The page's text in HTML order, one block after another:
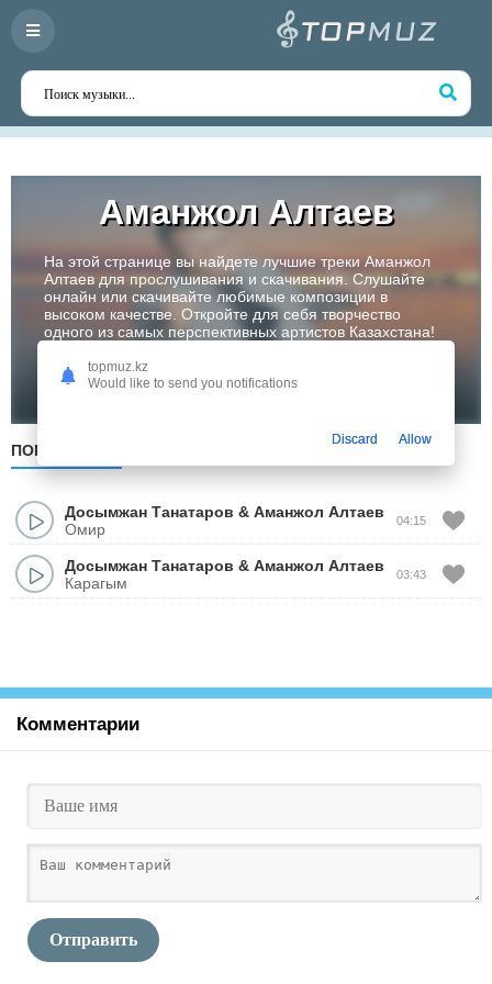
Аманжол Алтаев
На этой странице вы найдете лучшие треки Аманжол
Алтаев для прослушивания и скачивания. Слушайте
онлайн или скачивайте любимые композиции в
высоком качестве. Откройте для себя творчество
одного из самых перспективных артистов Казахстана!
Слушать
ПОПУЛЯРНЫЕ
Досымжан Танатаров & Аманжол Алтаев
Омир
04:15
Досымжан Танатаров & Аманжол Алтаев
Карагым
03:43
Комментарии
Отправить
topmuz.kz
Would like to send you notifications
Discard Allow